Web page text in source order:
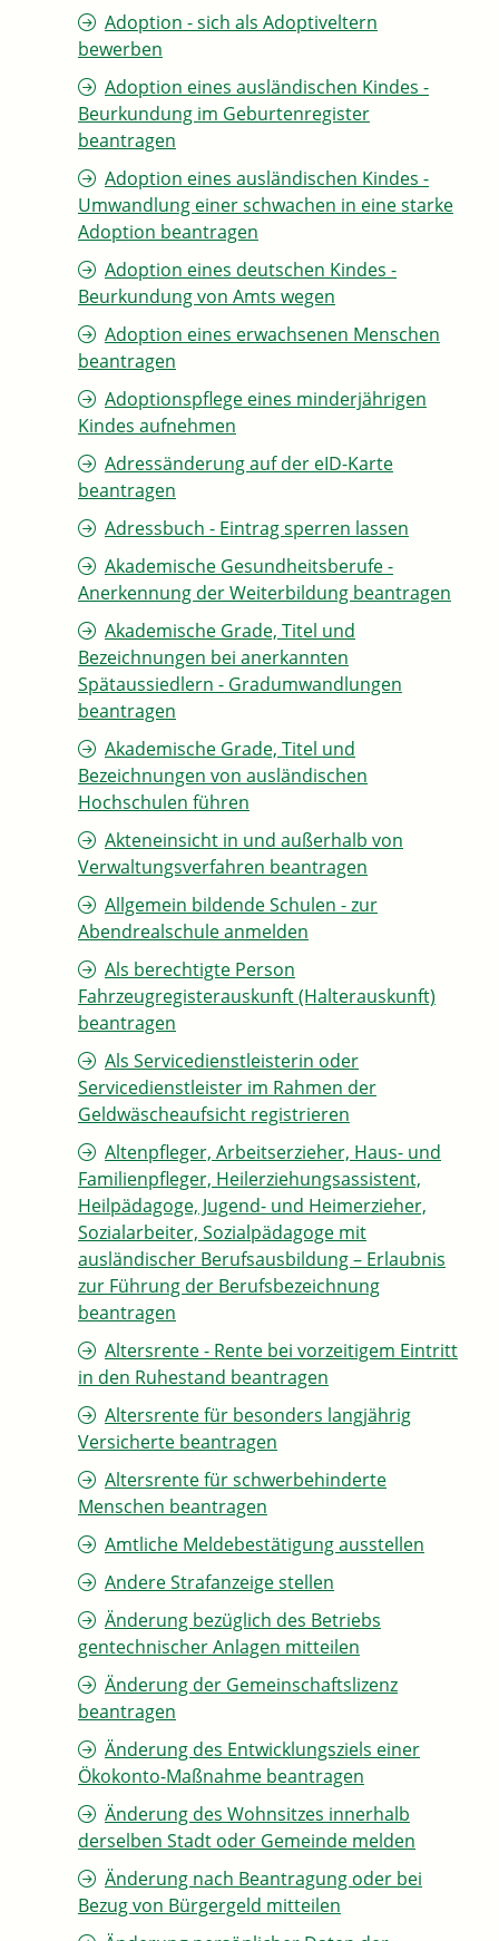
Adoption - sich als Adoptiveltern
bewerben
Adoption eines ausländischen Kindes -
Beurkundung im Geburtenregister
beantragen
Adoption eines ausländischen Kindes -
Umwandlung einer schwachen in eine starke
Adoption beantragen
Adoption eines deutschen Kindes -
Beurkundung von Amts wegen
Adoption eines erwachsenen Menschen
beantragen
Adoptionspflege eines minderjährigen
Kindes aufnehmen
Adressänderung auf der eID-Karte
beantragen
Adressbuch - Eintrag sperren lassen
Akademische Gesundheitsberufe -
Anerkennung der Weiterbildung beantragen
Akademische Grade, Titel und
Bezeichnungen bei anerkannten
Spätaussiedlern - Gradumwandlungen
beantragen
Akademische Grade, Titel und
Bezeichnungen von ausländischen
Hochschulen führen
Akteneinsicht in und außerhalb von
Verwaltungsverfahren beantragen
Allgemein bildende Schulen - zur
Abendrealschule anmelden
Als berechtigte Person
Fahrzeugregisterauskunft (Halterauskunft)
beantragen
Als Servicedienstleisterin oder
Servicedienstleister im Rahmen der
Geldwäscheaufsicht registrieren
Altenpfleger, Arbeitserzieher, Haus- und
Familienpfleger, Heilerziehungsassistent,
Heilpädagoge, Jugend- und Heimerzieher,
Sozialarbeiter, Sozialpädagoge mit
ausländischer Berufsausbildung – Erlaubnis
zur Führung der Berufsbezeichnung
beantragen
Altersrente - Rente bei vorzeitigem Eintritt
in den Ruhestand beantragen
Altersrente für besonders langjährig
Versicherte beantragen
Altersrente für schwerbehinderte
Menschen beantragen
Amtliche Meldebestätigung ausstellen
Andere Strafanzeige stellen
Änderung bezüglich des Betriebs
gentechnischer Anlagen mitteilen
Änderung der Gemeinschaftslizenz
beantragen
Änderung des Entwicklungsziels einer
Ökokonto-Maßnahme beantragen
Änderung des Wohnsitzes innerhalb
derselben Stadt oder Gemeinde melden
Änderung nach Beantragung oder bei
Bezug von Bürgergeld mitteilen